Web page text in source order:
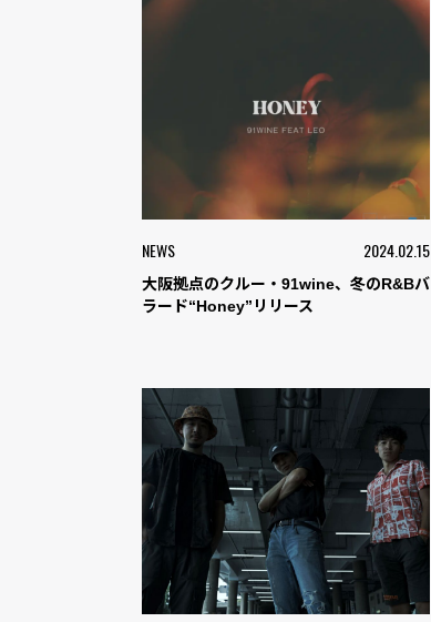
NEWS 2024.02.15
大阪拠点のクルー・91wine、冬のR&Bバ
ラード“Honey”リリース